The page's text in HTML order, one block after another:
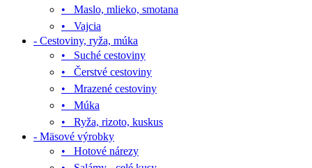
• Maslo, mlieko, smotana
• Vajcia
- Cestoviny, ryža, múka
• Suché cestoviny
• Čerstvé cestoviny
• Mrazené cestoviny
• Múka
• Ryža, rizoto, kuskus
- Mäsové výrobky
• Hotové nárezy